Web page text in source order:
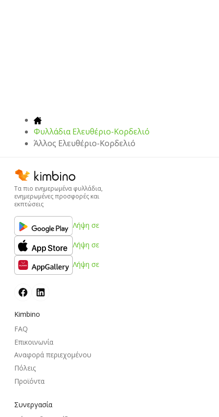
Φυλλάδια Ελευθέριο-Κορδελιό
Άλλος Ελευθέριο-Κορδελιό
Τα πιο ενημερωμένα φυλλάδια,
ενημερωμένες προσφορές και
εκπτώσεις
Λήψη σε
Λήψη σε
Λήψη σε
Kimbino
FAQ
Επικοινωνία
Αναφορά περιεχομένου
Πόλεις
Προϊόντα
Συνεργασία